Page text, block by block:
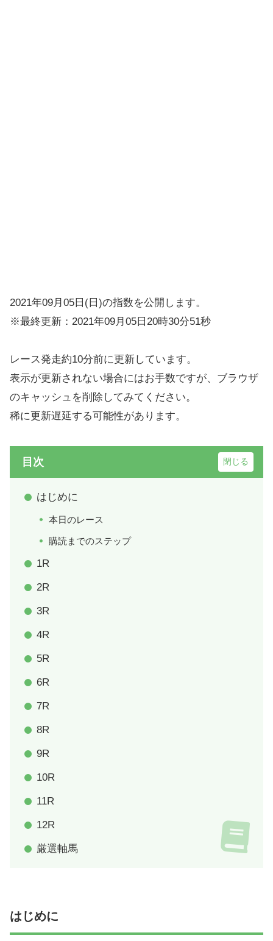
2021年09月05日(日)の指数を公開します。
※最終更新：2021年09月05日20時30分51秒
レース発走約10分前に更新しています。
表示が更新されない場合にはお手数ですが、ブラウザ
のキャッシュを削除してみてください。
稀に更新遅延する可能性があります。
目次
はじめに
本日のレース
購読までのステップ
1R
2R
3R
4R
5R
6R
7R
8R
9R
10R
11R
12R
厳選軸馬
はじめに